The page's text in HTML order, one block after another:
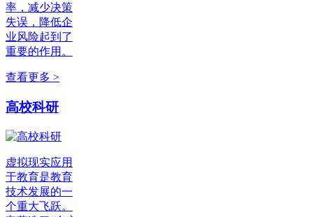
率，减少决策
失误，降低企
业风险起到了
重要的作用。
查看更多 >
高校科研
虚拟现实应用
于教育是教育
技术发展的一
个重大飞跃。